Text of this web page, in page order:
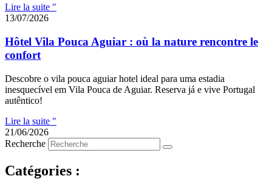
Lire la suite "
13/07/2026
Hôtel Vila Pouca Aguiar : où la nature rencontre le
confort
Descobre o vila pouca aguiar hotel ideal para uma estadia
inesquecível em Vila Pouca de Aguiar. Reserva já e vive Portugal
autêntico!
Lire la suite "
21/06/2026
Recherche
Catégories :